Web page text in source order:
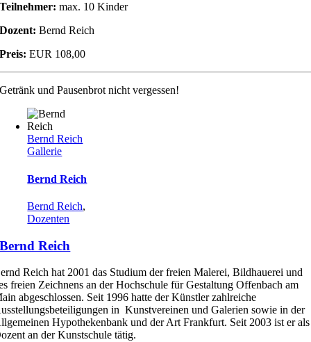
Teilnehmer: max. 10 Kinder
Dozent: Bernd Reich
Preis: EUR 108,00
Getränk und Pausenbrot nicht vergessen!
Bernd Reich
Gallerie
Bernd Reich
Bernd Reich,
Dozenten
Bernd Reich
Reich hat 2001 das Studium der freien Malerei, Bildhauerei und
freien Zeichnens an der Hochschule für Gestaltung Offenbach am
abgeschlossen. Seit 1996 hatte der Künstler zahlreiche
in Kunstvereinen und Galerien sowie in der
Hypothekenbank und der Art Frankfurt. Seit 2003 ist er als
an der Kunstschule tätig.